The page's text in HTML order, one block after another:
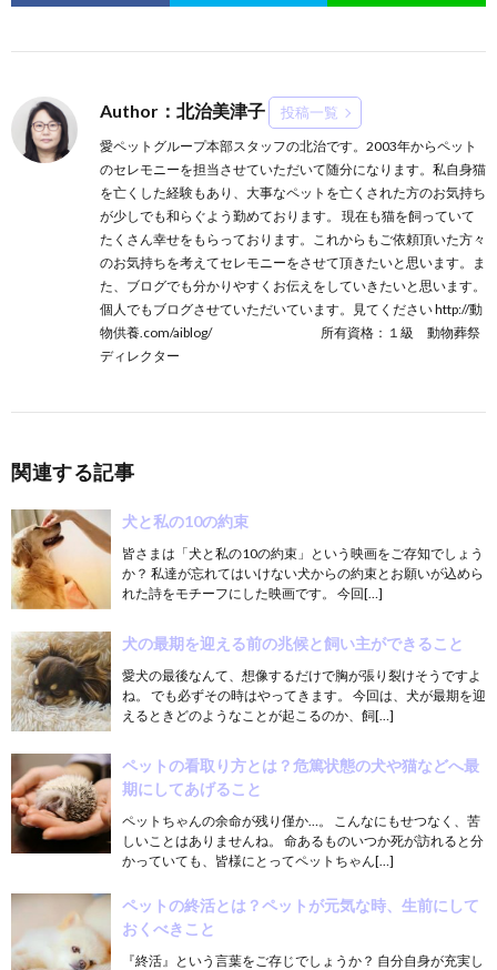
Author：北治美津子 投稿一覧
愛ペットグループ本部スタッフの北治です。2003年からペット
のセレモニーを担当させていただいて随分になります。私自身猫
を亡くした経験もあり、大事なペットを亡くされた方のお気持ち
が少しでも和らぐよう勤めております。 現在も猫を飼っていて
たくさん幸せをもらっております。これからもご依頼頂いた方々
のお気持ちを考えてセレモニーをさせて頂きたいと思います。ま
た、ブログでも分かりやすくお伝えをしていきたいと思います。
個人でもブログさせていただいています。見てください http://動
物供養.com/aiblog/ 所有資格：１級 動物葬祭
ディレクター
関連する記事
犬と私の10の約束
皆さまは「犬と私の10の約束」という映画をご存知でしょう
か？ 私達が忘れてはいけない犬からの約束とお願いが込めら
れた詩をモチーフにした映画です。 今回[…]
犬の最期を迎える前の兆候と飼い主ができること
愛犬の最後なんて、想像するだけで胸が張り裂けそうですよ
ね。 でも必ずその時はやってきます。 今回は、犬が最期を迎
えるときどのようなことが起こるのか、飼[…]
ペットの看取り方とは？危篤状態の犬や猫などへ最
期にしてあげること
ペットちゃんの余命が残り僅か…。 こんなにもせつなく、苦
しいことはありませんね。 命あるものいつか死が訪れると分
かっていても、皆様にとってペットちゃん[…]
ペットの終活とは？ペットが元気な時、生前にして
おくべきこと
『終活』という言葉をご存じでしょうか？ 自分自身が充実し